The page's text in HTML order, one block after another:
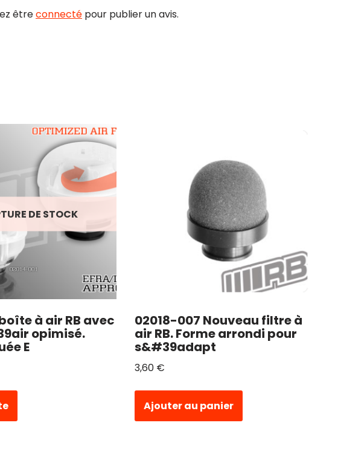
êtreconnecté pour publier un avis.
DE STOCK
à air RB avec
opimisé.
E
02018-007 Nouveau filtre à
air RB. Forme arrondi pour
s&#39adapt
3,60 €
Ajouter au panier